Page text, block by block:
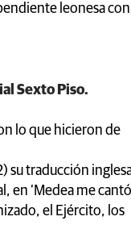
leonesa
Sexto Piso.
lo que hicieron de
su traducción
en ‘Medea me
el Ejército, los